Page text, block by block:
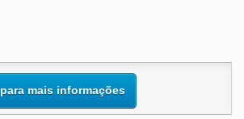
mais informações